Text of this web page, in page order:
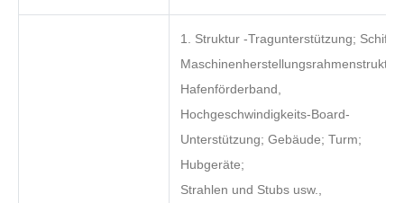
1. Struktur -Tragunterstützung; Schiffe,
Maschinenherstellungsrahmenstruktur;
Hafenförderband,
Hochgeschwindigkeits-Board-
Unterstützung; Gebäude; Turm;
Hubgeräte;
Strahlen und Stubs usw.,